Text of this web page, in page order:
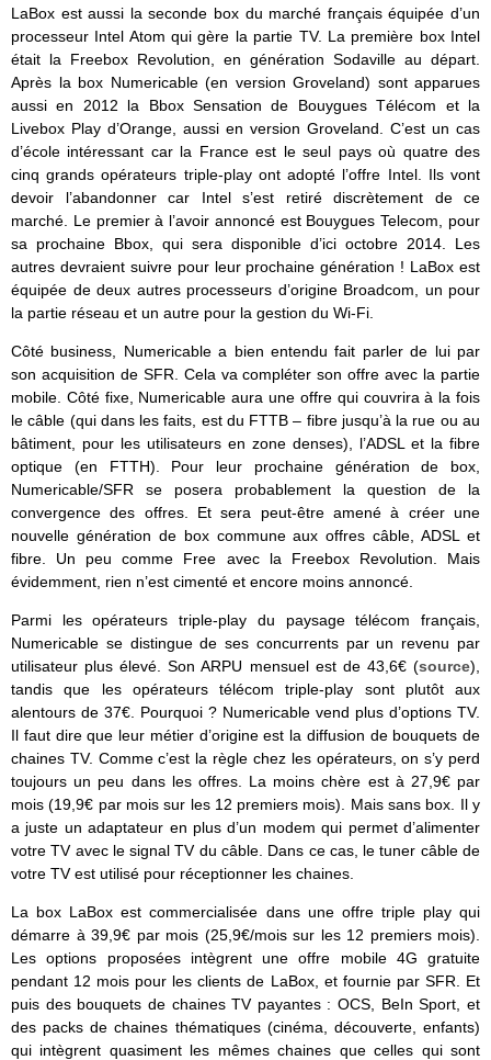
LaBox est aussi la seconde box du marché français équipée d’un
processeur Intel Atom qui gère la partie TV. La première box Intel
était la Freebox Revolution, en génération Sodaville au départ.
Après la box Numericable (en version Groveland) sont apparues
aussi en 2012 la Bbox Sensation de Bouygues Télécom et la
Livebox Play d’Orange, aussi en version Groveland. C’est un cas
d’école intéressant car la France est le seul pays où quatre des
cinq grands opérateurs triple-play ont adopté l’offre Intel. Ils vont
devoir l’abandonner car Intel s’est retiré discrètement de ce
marché. Le premier à l’avoir annoncé est Bouygues Telecom, pour
sa prochaine Bbox, qui sera disponible d’ici octobre 2014. Les
autres devraient suivre pour leur prochaine génération ! LaBox est
équipée de deux autres processeurs d’origine Broadcom, un pour
la partie réseau et un autre pour la gestion du Wi-Fi.
Côté business, Numericable a bien entendu fait parler de lui par
son acquisition de SFR. Cela va compléter son offre avec la partie
mobile. Côté fixe, Numericable aura une offre qui couvrira à la fois
le câble (qui dans les faits, est du FTTB – fibre jusqu’à la rue ou au
bâtiment, pour les utilisateurs en zone denses), l’ADSL et la fibre
optique (en FTTH). Pour leur prochaine génération de box,
Numericable/SFR se posera probablement la question de la
convergence des offres. Et sera peut-être amené à créer une
nouvelle génération de box commune aux offres câble, ADSL et
fibre. Un peu comme Free avec la Freebox Revolution. Mais
évidemment, rien n’est cimenté et encore moins annoncé.
Parmi les opérateurs triple-play du paysage télécom français,
Numericable se distingue de ses concurrents par un revenu par
utilisateur plus élevé. Son ARPU mensuel est de 43,6€ (source),
tandis que les opérateurs télécom triple-play sont plutôt aux
alentours de 37€. Pourquoi ? Numericable vend plus d’options TV.
Il faut dire que leur métier d’origine est la diffusion de bouquets de
chaines TV. Comme c’est la règle chez les opérateurs, on s’y perd
toujours un peu dans les offres. La moins chère est à 27,9€ par
mois (19,9€ par mois sur les 12 premiers mois). Mais sans box. Il y
a juste un adaptateur en plus d’un modem qui permet d’alimenter
votre TV avec le signal TV du câble. Dans ce cas, le tuner câble de
votre TV est utilisé pour réceptionner les chaines.
La box LaBox est commercialisée dans une offre triple play qui
démarre à 39,9€ par mois (25,9€/mois sur les 12 premiers mois).
Les options proposées intègrent une offre mobile 4G gratuite
pendant 12 mois pour les clients de LaBox, et fournie par SFR. Et
puis des bouquets de chaines TV payantes : OCS, BeIn Sport, et
des packs de chaines thématiques (cinéma, découverte, enfants)
qui intègrent quasiment les mêmes chaines que celles qui sont